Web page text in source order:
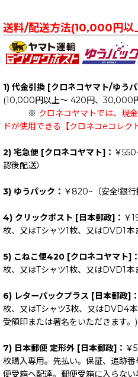
送料/配送方法(10,000円以
1) 代金引換 [クロネコヤマト/ゆうパ
(10,000円以上～ 420円、30,000
※ クロネコヤマトでは、現
ドが使用できる【クロネコeコレク
2) 宅急便 [クロネコヤマト]： ￥
認後配送）
3) ゆうパック： ￥820~（安全!銀行
4) クリックポスト [日本郵政]： ￥
枚、又はTシャツ1枚、又はDVD1
5) こねこ便420 [クロネコヤマト]：
枚、又はTシャツ1枚、又はDVD1
6) レターパックプラス [日本郵政]：
枚、又はTシャツ3枚、又はDVD4本
受領印または署名をいただきます。)
7) 日本郵便 定形外 [日本郵政]： ￥
枚購入専用。先払い。保証、追跡
便受箱へ配達。郵便受箱に入らな